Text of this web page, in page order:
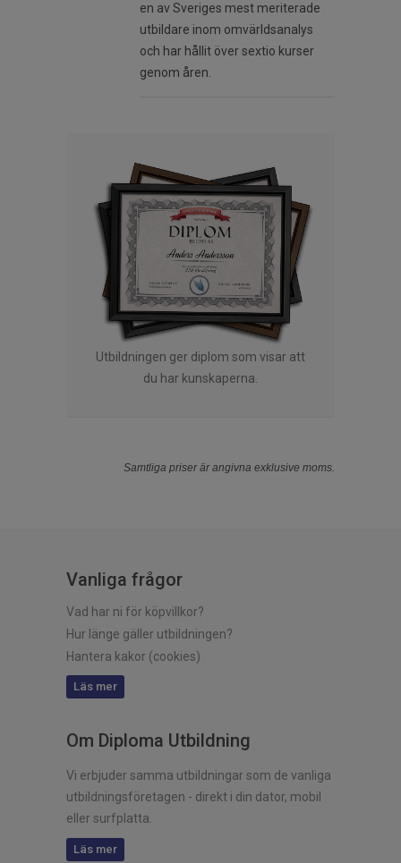
en av Sveriges mest meriterade
utbildare inom omvärldsanalys
och har hållit över sextio kurser
genom åren.
Utbildningen ger diplom som visar att
du har kunskaperna.
Samtliga priser är angivna exklusive moms.
Vanliga frågor
Vad har ni för köpvillkor?
Hur länge gäller utbildningen?
Hantera kakor (cookies)
Läs mer
Om Diploma Utbildning
Vi erbjuder samma utbildningar som de vanliga
utbildningsföretagen - direkt i din dator, mobil
eller surfplatta.
Läs mer